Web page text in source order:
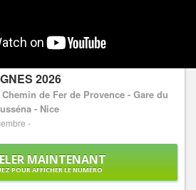
2026
de Fer de Provence - Gare du
- Nice
-
MAINTENANT
POUR AFFICHER LE NUMÉRO